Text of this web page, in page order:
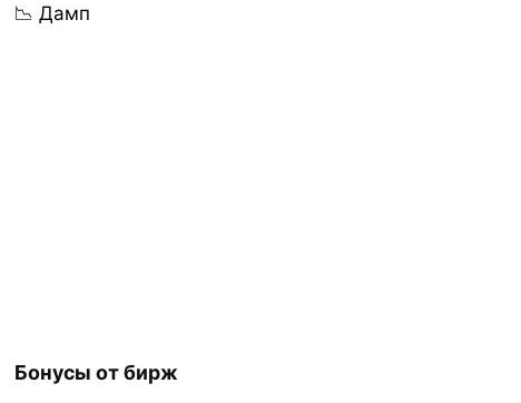
📉 Дамп
Бонусы от бирж